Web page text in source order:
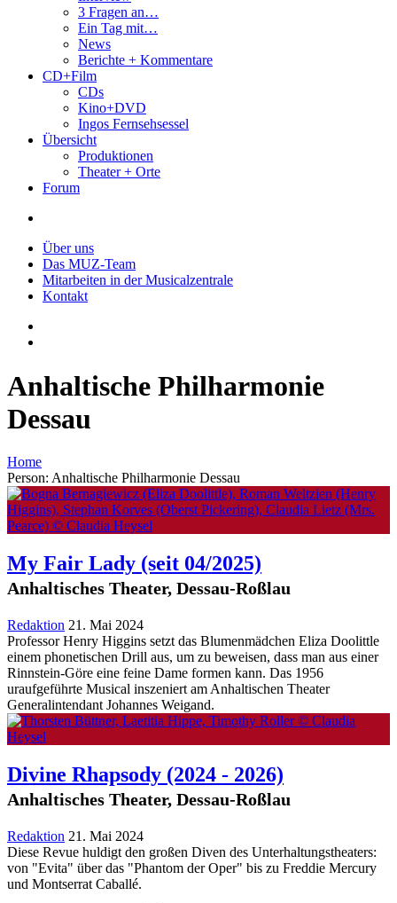
3 Fragen an…
Ein Tag mit…
News
Berichte + Kommentare
CD+Film
CDs
Kino+DVD
Ingos Fernsehsessel
Übersicht
Produktionen
Theater + Orte
Forum
Über uns
Das MUZ-Team
Mitarbeiten in der Musicalzentrale
Kontakt
Anhaltische Philharmonie
Dessau
Home
Person: Anhaltische Philharmonie Dessau
My Fair Lady (seit 04/2025)
Anhaltisches Theater, Dessau-Roßlau
Redaktion 21. Mai 2024
Professor Henry Higgins setzt das Blumenmädchen Eliza Doolittle
einem phonetischen Drill aus, um zu beweisen, dass man aus einer
Rinnstein-Göre eine feine Dame formen kann. Das 1956
uraufgeführte Musical inszeniert am Anhaltischen Theater
Generalintendant Johannes Weigand.
Divine Rhapsody (2024 - 2026)
Anhaltisches Theater, Dessau-Roßlau
Redaktion 21. Mai 2024
Diese Revue huldigt den großen Diven des Unterhaltungstheaters:
von "Evita" über das "Phantom der Oper" bis zu Freddie Mercury
und Montserrat Caballé.